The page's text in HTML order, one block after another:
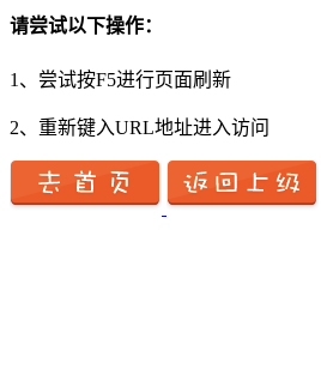
请尝试以下操作：
1、尝试按F5进行页面刷新
2、重新键入URL地址进入访问